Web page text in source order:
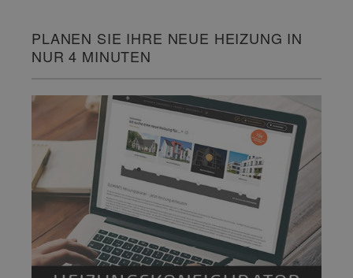
PLANEN SIE IHRE NEUE HEIZUNG IN
NUR 4 MINUTEN